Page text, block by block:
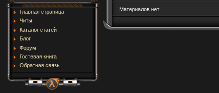
Главная страница
Читы
Каталог статей
Блог
Форум
Гостевая книга
Обратная связь
Материалов нет